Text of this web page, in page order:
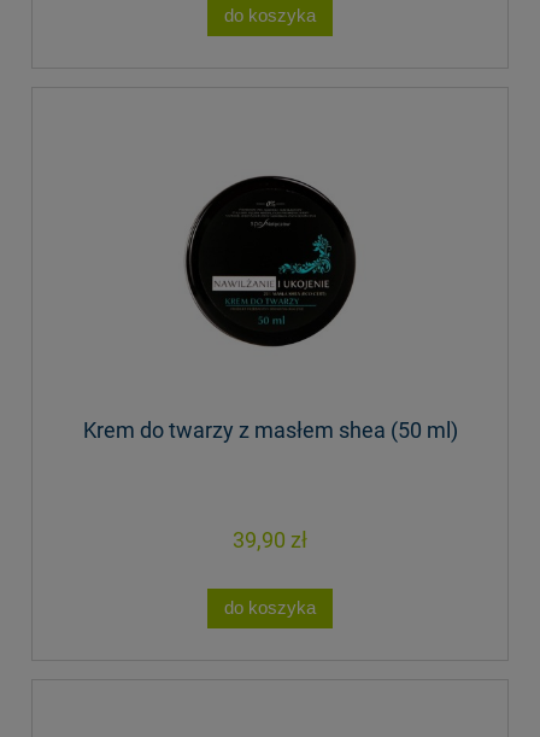
do koszyka
Krem do twarzy z masłem shea (50 ml)
39,90 zł
do koszyka